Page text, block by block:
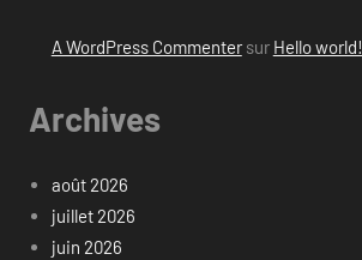
A WordPress Commentersur Hello world!
Archives
août 2026
juillet 2026
juin 2026